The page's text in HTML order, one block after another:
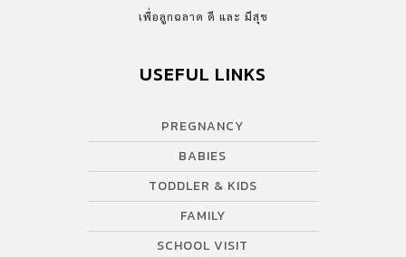
ปัจจุบันย้ายมาตั้งอยู่ที่ถนนสุขาภิบาล 2 ซอย 5 เขตประเวศ
เรียนเล็กๆที่เปี่ยมไปด้วย “คุณภาพและพลัง” แห่งนี้กันค่ะ ทางเข้า
“คิดและทำใหม่ สไตล์กฤตศิลป์” ทางโรงเรียนใช้หลักสูตรการศึกษา
เพื่อลูกฉลาด ดี และ มีสุข
USEFUL LINKS
PREGNANCY
BABIES
TODDLER & KIDS
FAMILY
SCHOOL VISIT